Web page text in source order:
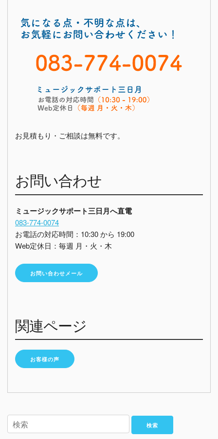
お見積もり・ご相談は無料です。
お問い合わせ
ミュージックサポート三日月へ直電
083-774-0074
お電話の対応時間：10:30 から 19:00
Web定休日：毎週 月・火・木
お問い合わせメール
関連ページ
お客様の声
検索